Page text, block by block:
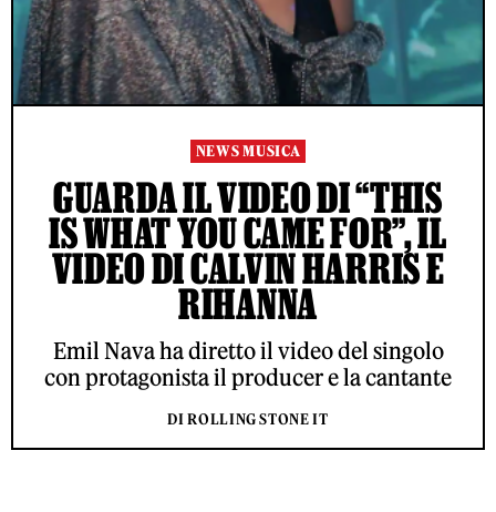
NEWS MUSICA
GUARDA IL VIDEO DI “THIS
IS WHAT YOU CAME FOR”, IL
VIDEO DI CALVIN HARRIS E
RIHANNA
Emil Nava ha diretto il video del singolo
con protagonista il producer e la cantante
DI ROLLING STONE IT